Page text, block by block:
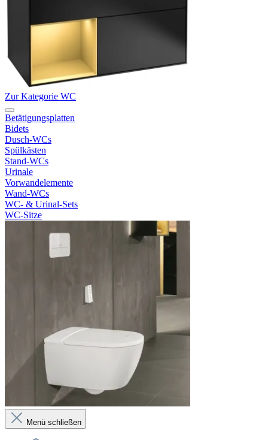
Zur Kategorie WC
Betätigungsplatten
Bidets
Dusch-WCs
Spülkästen
Stand-WCs
Urinale
Vorwandelemente
Wand-WCs
WC- & Urinal-Sets
WC-Sitze
Menü schließen